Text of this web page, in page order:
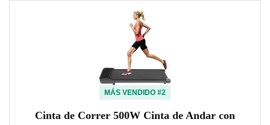
MÁS VENDIDO #2
Cinta de Correr 500W Cinta de Andar con